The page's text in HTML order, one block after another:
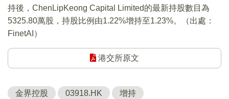
持後，ChenLipKeong Capital Limited的最新持股數目為
5325.80萬股，持股比例由1.22%增持至1.23%。（出處：
FinetAI）
港交所原文
金界控股 03918.HK 增持